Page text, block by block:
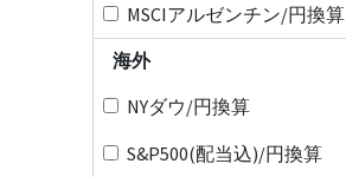
MSCIアルゼンチン/円換算
海外
NYダウ/円換算
S&P500(配当込)/円換算